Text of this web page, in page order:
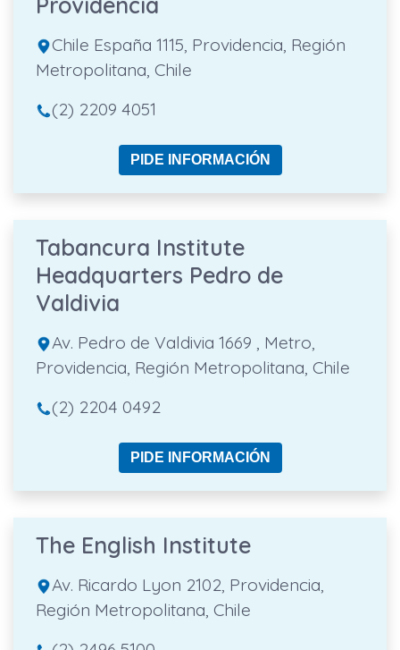
Chile España 1115, Providencia, Región
Metropolitana, Chile
(2) 2209 4051
PIDE INFORMACIÓN
Tabancura Institute
Headquarters Pedro de
Valdivia
Av. Pedro de Valdivia 1669 , Metro,
Providencia, Región Metropolitana, Chile
(2) 2204 0492
PIDE INFORMACIÓN
The English Institute
Av. Ricardo Lyon 2102, Providencia,
Región Metropolitana, Chile